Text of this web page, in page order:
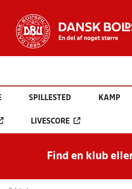
SPILLESTED KAMP
LIVESCORE
Find en klub